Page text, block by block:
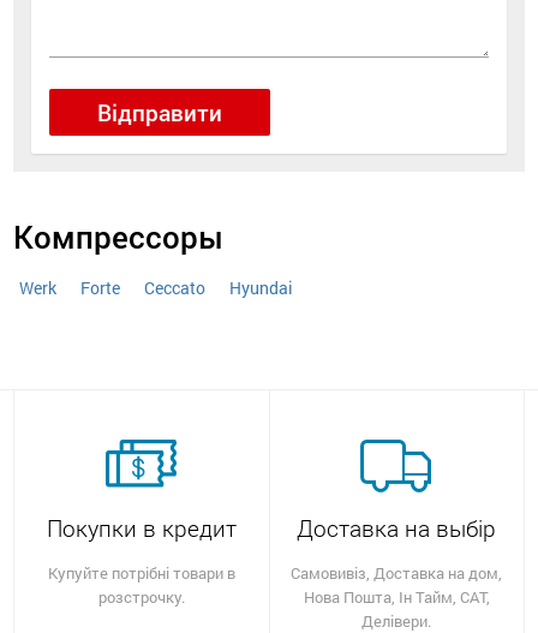
Відправити
Компрессоры
Werk Forte Ceccato Hyundai
Покупки в кредит
Купуйте потрібні товари в
розстрочку.
Доставка на выбір
Самовивіз, Доставка на дом,
Нова Пошта, Ін Тайм, САТ,
Делівери.